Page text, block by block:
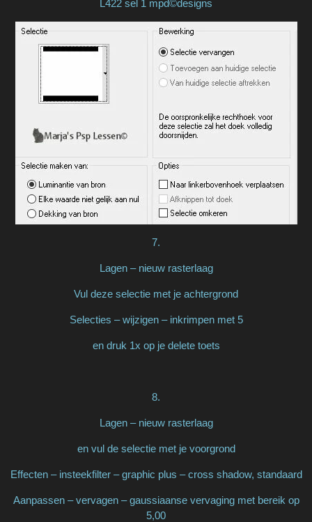
L422 sel 1 mpd©designs
7.
Lagen – nieuw rasterlaag
Vul deze selectie met je achtergrond
Selecties – wijzigen – inkrimpen met 5
en druk 1x op je delete toets
8.
Lagen – nieuw rasterlaag
en vul de selectie met je voorgrond
Effecten – insteekfilter – graphic plus – cross shadow, standaard
Aanpassen – vervagen – gaussiaanse vervaging met bereik op
5,00